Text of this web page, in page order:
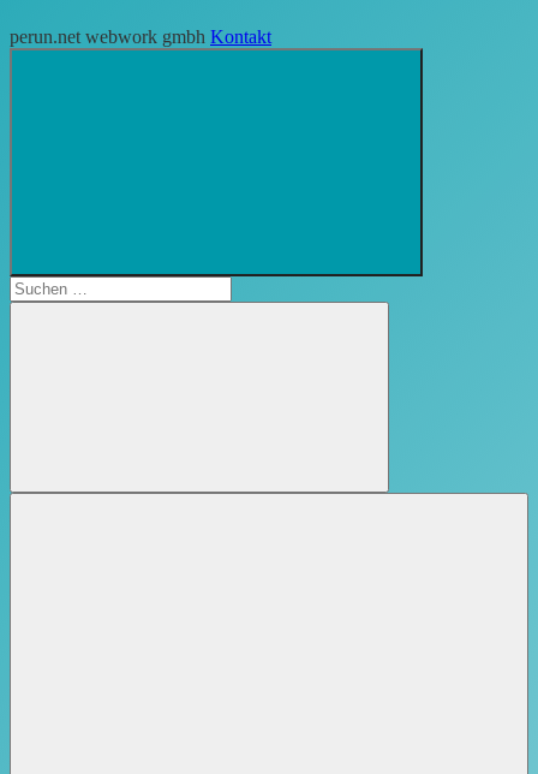
perun.net webwork gmbh Kontakt
öffnen
Suchen
nach:
Suchen